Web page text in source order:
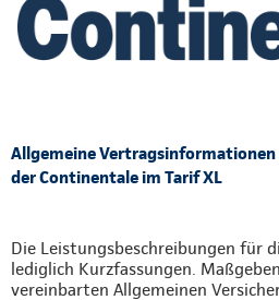
Allgemeine
der Continentale im Tarif XL
Die Leistungsbeschreibungen für
lediglich Kurzfassungen.
vereinbarten Allgemeinen